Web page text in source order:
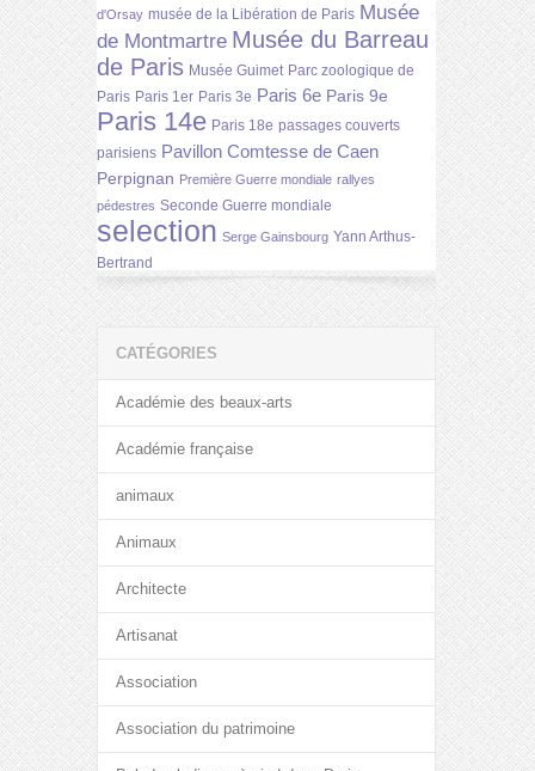
d'Orsay musée de la Libération de Paris Musée
de Montmartre Musée du Barreau
de Paris Musée Guimet Parc zoologique de
Paris Paris 1er Paris 3e Paris 6e Paris 9e
Paris 14e Paris 18e passages couverts
parisiens Pavillon Comtesse de Caen
Perpignan Première Guerre mondiale rallyes
pédestres Seconde Guerre mondiale
selection Serge Gainsbourg Yann Arthus-
Bertrand
CATÉGORIES
Académie des beaux-arts
Académie française
animaux
Animaux
Architecte
Artisanat
Association
Association du patrimoine